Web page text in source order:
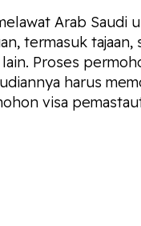
Arab Saudi
termasuk
Proses
harus
visa